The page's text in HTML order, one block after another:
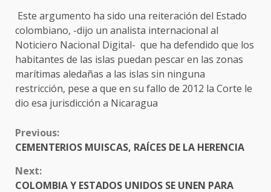
Este argumento ha sido una reiteración del Estado
colombiano, -dijo un analista internacional al
Noticiero Nacional Digital- que ha defendido que los
habitantes de las islas puedan pescar en las zonas
marítimas aledañas a las islas sin ninguna
restricción, pese a que en su fallo de 2012 la Corte le
dio esa jurisdicción a Nicaragua
CONTINUE
READING
Previous:
CEMENTERIOS MUISCAS, RAÍCES DE LA HERENCIA
Next:
COLOMBIA Y ESTADOS UNIDOS SE UNEN PARA